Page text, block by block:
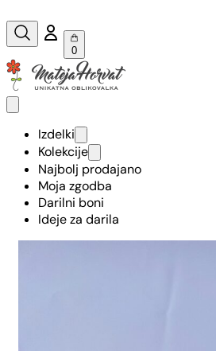
0
Izdelki
Kolekcije
Najbolj prodajano
Moja zgodba
Darilni boni
Ideje za darila